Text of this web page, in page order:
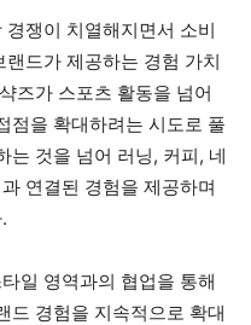
쟁이 치열해지면서 소비
드가 제공하는 경험 가치
즈가 스포츠 활동을 넘어
점을 확대하려는 시도로 풀
는 것을 넘어 러닝, 커피, 네
연결된 경험을 제공하며
일 영역과의 협업을 통해
드 경험을 지속적으로 확대